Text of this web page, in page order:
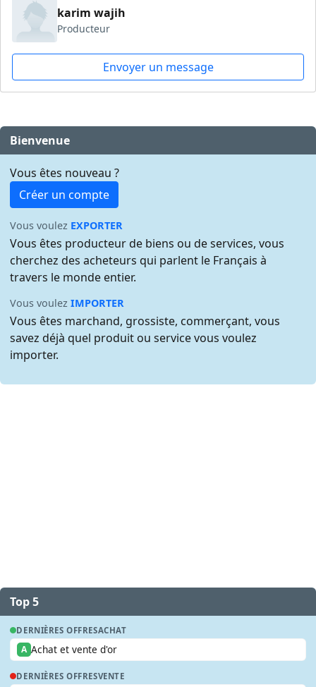
karim wajih
Producteur
Envoyer un message
Bienvenue
Vous êtes nouveau ?
Créer un compte
Vous voulez EXPORTER
Vous êtes producteur de biens ou de services, vous
cherchez des acheteurs qui parlent le Français à
travers le monde entier.
Vous voulezIMPORTER
Vous êtes marchand, grossiste, commerçant, vous
savez déjà quel produit ou service vous voulez
importer.
Top 5
DERNIÈRES OFFRESACHAT
A Achat et vente d'or
DERNIÈRES OFFRESVENTE